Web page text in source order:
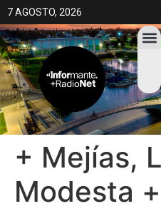
7 AGOSTO, 2026
+ Mejías,
Modesta +